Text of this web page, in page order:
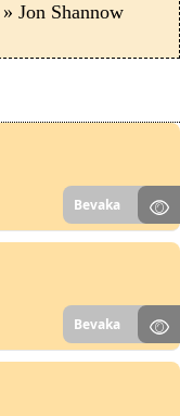
» Jon Shannow
Bevaka
Bevaka